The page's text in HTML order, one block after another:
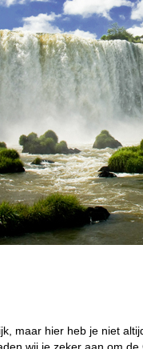
maar hier heb je niet